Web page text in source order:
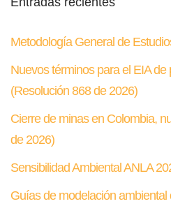
Metodología General de
Nuevos términos para el EIA
(Resolución 868 de 2026)
Cierre de minas en Colombia,
de 2026)
Sensibilidad Ambiental ANLA
Guías de modelación ambiental